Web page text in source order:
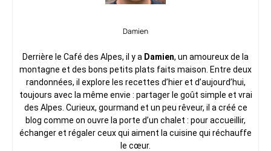
Damien
Derrière le Café des Alpes, il y a Damien, un amoureux de la
montagne et des bons petits plats faits maison. Entre deux
randonnées, il explore les recettes d’hier et d’aujourd’hui,
toujours avec la même envie : partager le goût simple et vrai
des Alpes. Curieux, gourmand et un peu rêveur, il a créé ce
blog comme on ouvre la porte d’un chalet : pour accueillir,
échanger et régaler ceux qui aiment la cuisine qui réchauffe
le cœur.